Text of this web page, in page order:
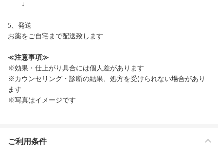
↓
5、発送
お薬をご自宅まで配送致します
≪注意事項≫
※効果・仕上がり具合には個人差があります
※カウンセリング・診断の結果、処方を受けられない場合があり
ます
※写真はイメージです
ご利用条件